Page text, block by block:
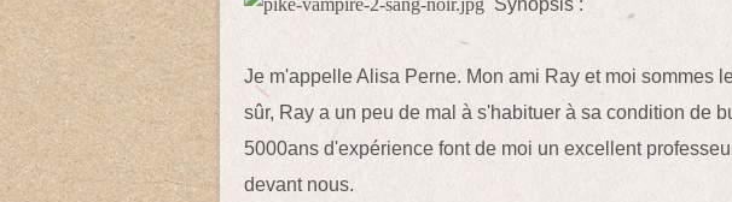
Synopsis :
Je m'appelle Alisa Perne. Mon ami Ray et moi sommes
sûr, Ray a un peu de mal à s'habituer à sa condition de
5000ans d'expérience font de moi un excellent
devant nous.